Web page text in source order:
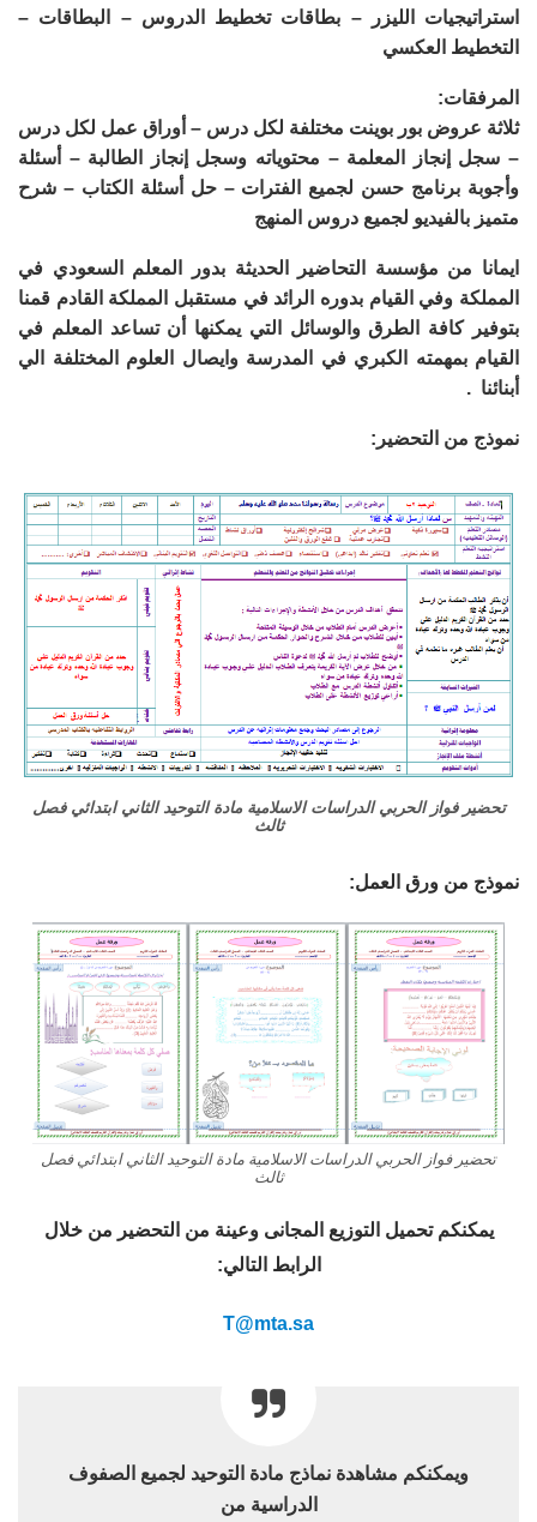
استراتيجيات الليزر – بطاقات تخطيط الدروس – البطاقات –
التخطيط العكسي
المرفقات:
ثلاثة عروض بور بوينت مختلفة لكل درس – أوراق عمل لكل درس
– سجل إنجاز المعلمة – محتوياته وسجل إنجاز الطالبة – أسئلة
وأجوبة برنامج حسن لجميع الفترات – حل أسئلة الكتاب – شرح
متميز بالفيديو لجميع دروس المنهج
ايمانا من مؤسسة التحاضير الحديثة بدور المعلم السعودي في
المملكة وفي القيام بدوره الرائد في مستقبل المملكة القادم قمنا
بتوفير كافة الطرق والوسائل التي يمكنها أن تساعد المعلم في
القيام بمهمته الكبري في المدرسة وايصال العلوم المختلفة الي
أبنائنا .
نموذج من التحضير:
تحضير فواز الحربي الدراسات الاسلامية مادة التوحيد الثاني ابتدائي فصل
ثالث
نموذج من ورق العمل:
تحضير فواز الحربي الدراسات الاسلامية مادة التوحيد الثاني ابتدائي فصل
ثالث
يمكنكم تحميل التوزيع المجانى وعينة من التحضير من خلال
الرابط التالي:
T@mta.sa
ويمكنكم مشاهدة نماذج مادة التوحيد لجميع الصفوف
الدراسية من